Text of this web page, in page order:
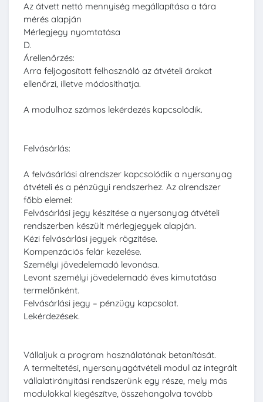
Az átvett nettó mennyiség megállapítása a tára
mérés alapján
Mérlegjegy nyomtatása
D.
Árellenőrzés:
Arra feljogosított felhasználó az átvételi árakat
ellenőrzi, illetve módosíthatja.
A modulhoz számos lekérdezés kapcsolódik.
Felvásárlás:
A felvásárlási alrendszer kapcsolódik a nyersanyag
átvételi és a pénzügyi rendszerhez. Az alrendszer
főbb elemei:
Felvásárlási jegy készítése a nyersanyag átvételi
rendszerben készült mérlegjegyek alapján.
Kézi felvásárlási jegyek rögzítése.
Kompenzációs felár kezelése.
Személyi jövedelemadó levonása.
Levont személyi jövedelemadó éves kimutatása
termelőnként.
Felvásárlási jegy – pénzügy kapcsolat.
Lekérdezések.
Vállaljuk a program használatának betanítását.
A termeltetési, nyersanyagátvételi modul az integrált
vállalatirányítási rendszerünk egy része, mely más
modulokkal kiegészítve, összehangolva tovább